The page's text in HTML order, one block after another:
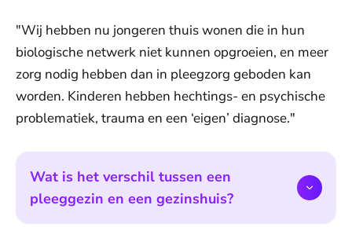
"Wij hebben nu jongeren thuis wonen die in hun
biologische netwerk niet kunnen opgroeien, en meer
zorg nodig hebben dan in pleegzorg geboden kan
worden. Kinderen hebben hechtings- en psychische
problematiek, trauma en een ‘eigen’ diagnose."
Wat is het verschil tussen een
pleeggezin en een gezinshuis?